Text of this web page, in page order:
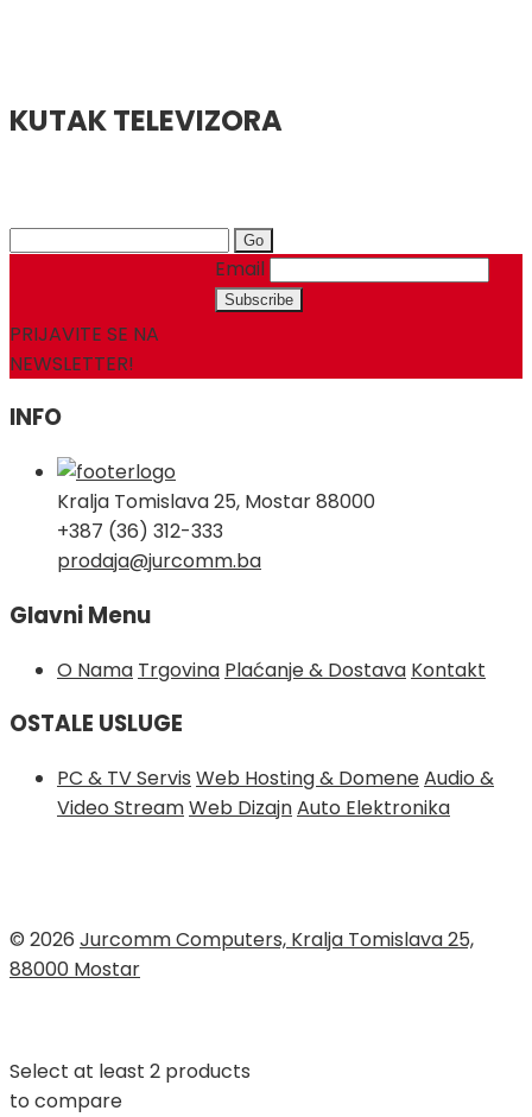
KUTAK TELEVIZORA
Search
PRIJAVITE SE NA
NEWSLETTER!
Email
INFO
Kralja Tomislava 25, Mostar 88000
+387 (36) 312-333
prodaja@jurcomm.ba
Glavni Menu
O Nama Trgovina Plaćanje & Dostava Kontakt
OSTALE USLUGE
PC & TV Servis Web Hosting & DomeneAudio &
Video StreamWeb DizajnAuto Elektronika
© 2026 Jurcomm Computers, Kralja Tomislava 25,
88000 Mostar
Select at least 2 products
to compare